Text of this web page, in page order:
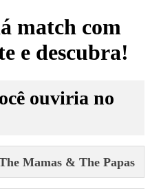
match com
e descubra!
ouviria no
Mamas & The Papas